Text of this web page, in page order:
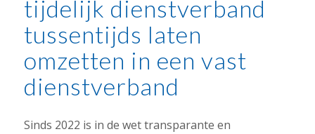
tijdelijk dienstverband
tussentijds laten
omzetten in een vast
dienstverband
Sinds 2022 is in de wet transparante en